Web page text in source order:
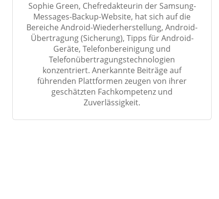
Sophie Green, Chefredakteurin der Samsung-
Messages-Backup-Website, hat sich auf die
Bereiche Android-Wiederherstellung, Android-
Übertragung (Sicherung), Tipps für Android-
Geräte, Telefonbereinigung und
Telefonübertragungstechnologien
konzentriert. Anerkannte Beiträge auf
führenden Plattformen zeugen von ihrer
geschätzten Fachkompetenz und
Zuverlässigkeit.